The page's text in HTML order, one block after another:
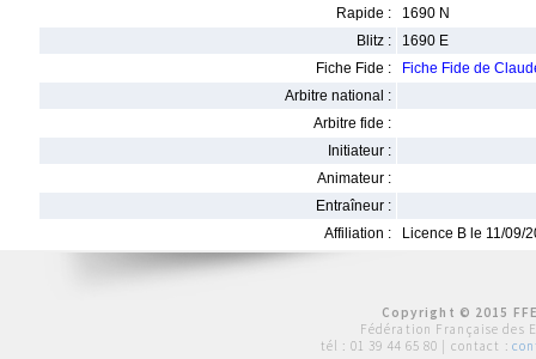
Rapide :
1690 N
Blitz :
1690 E
Fiche Fide :
Fiche Fide de
Arbitre national :
Arbitre fide :
Initiateur :
Animateur :
Entraîneur :
Affiliation :
Licence B le 11/09/
Copyright © 2015
Fédération Française des
tél : 01 39 44 65 80 | contact :